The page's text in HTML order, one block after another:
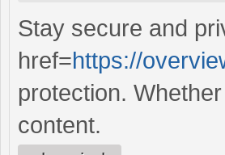
Stay secure and
href=https://
protection.
content.